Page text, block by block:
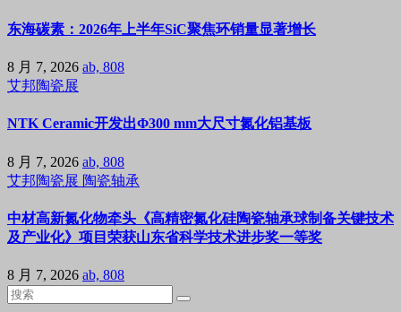
东海碳素：2026年上半年SiC聚焦环销量显著增长
8 月 7, 2026 ab, 808
艾邦陶瓷展
NTK Ceramic开发出Φ300 mm大尺寸氮化铝基板
8 月 7, 2026 ab, 808
艾邦陶瓷展 陶瓷轴承
中材高新氮化物牵头《高精密氮化硅陶瓷轴承球制备关键技术
及产业化》项目荣获山东省科学技术进步奖一等奖
8 月 7, 2026 ab, 808